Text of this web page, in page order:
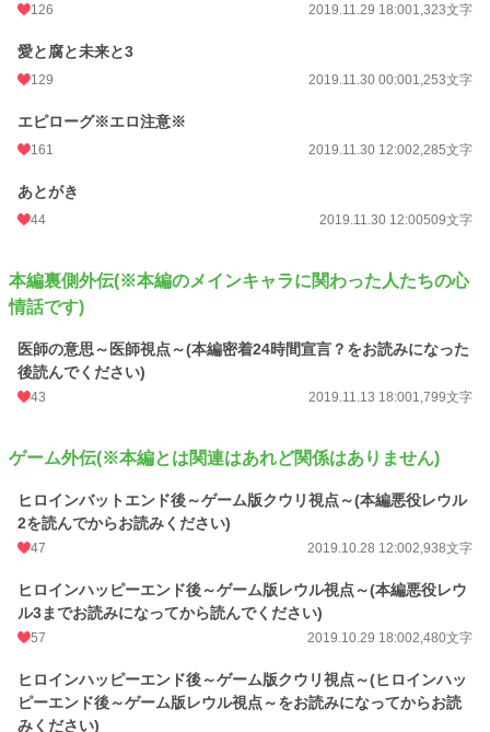
126 2019.11.29 18:001,323文字
愛と腐と未来と3
129 2019.11.30 00:001,253文字
エピローグ※エロ注意※
161 2019.11.30 12:002,285文字
あとがき
44 2019.11.30 12:00509文字
本編裏側外伝(※本編のメインキャラに関わった人たちの心
情話です)
医師の意思～医師視点～(本編密着24時間宣言？をお読みになった
後読んでください)
43 2019.11.13 18:001,799文字
ゲーム外伝(※本編とは関連はあれど関係はありません)
ヒロインバットエンド後～ゲーム版クウリ視点～(本編悪役レウル
2を読んでからお読みください)
47 2019.10.28 12:002,938文字
ヒロインハッピーエンド後～ゲーム版レウル視点～(本編悪役レウ
ル3までお読みになってから読んでください)
57 2019.10.29 18:002,480文字
ヒロインハッピーエンド後～ゲーム版クウリ視点～(ヒロインハッ
ピーエンド後～ゲーム版レウル視点～をお読みになってからお読
みください)